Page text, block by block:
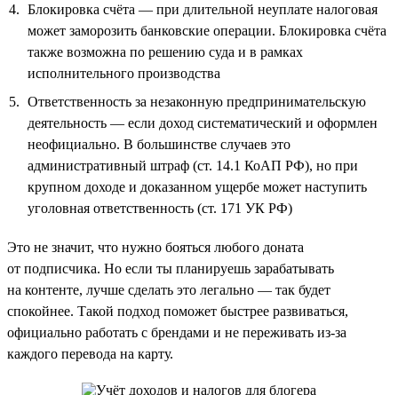
Блокировка счёта — при длительной неуплате налоговая
может заморозить банковские операции. Блокировка счёта
также возможна по решению суда и в рамках
исполнительного производства
Ответственность за незаконную предпринимательскую
деятельность — если доход систематический и оформлен
неофициально. В большинстве случаев это
административный штраф (ст. 14.1 КоАП РФ), но при
крупном доходе и доказанном ущербе может наступить
уголовная ответственность (ст. 171 УК РФ)
Это не значит, что нужно бояться любого доната
от подписчика. Но если ты планируешь зарабатывать
на контенте, лучше сделать это легально — так будет
спокойнее. Такой подход поможет быстрее развиваться,
официально работать с брендами и не переживать из-за
каждого перевода на карту.